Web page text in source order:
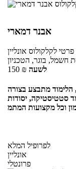
אבנר דמארי
פרטי לקלקולוס אונליין
חשמל, בוגר, הטכניון
150 ₪ לשעה
הלימוד מתבצע בצורה
סטטיסטיקה, יסודות
וכל מקצועות המתמ
לפרופיל המלא
אונליין
פרונטלי